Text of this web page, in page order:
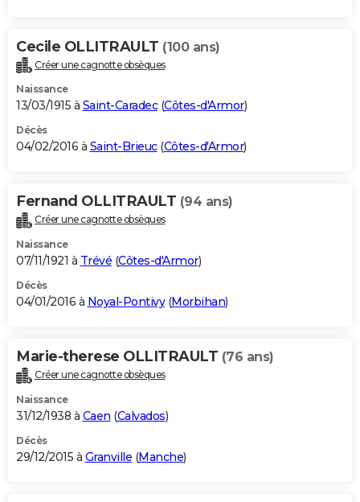
Cecile OLLITRAULT (100 ans)
Créer une cagnotte obsèques
Naissance
13/03/1915 à Saint-Caradec(Côtes-d'Armor)
Décès
04/02/2016 à Saint-Brieuc(Côtes-d'Armor)
Fernand OLLITRAULT (94 ans)
Créer une cagnotte obsèques
Naissance
07/11/1921 à Trévé (Côtes-d'Armor)
Décès
04/01/2016 à Noyal-Pontivy(Morbihan)
Marie-therese OLLITRAULT (76 ans)
Créer une cagnotte obsèques
Naissance
31/12/1938 à Caen (Calvados)
Décès
29/12/2015 à Granville (Manche)